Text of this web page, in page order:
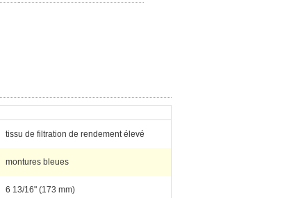
tissu de filtration de rendement élevé
montures bleues
6 13/16" (173 mm)